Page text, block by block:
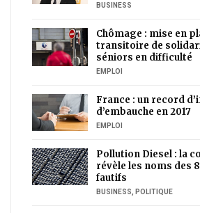
BUSINESS
Chômage : mise en
transitoire de
séniors en difficulté
EMPLOI
France : un record
d’embauche en 2017
EMPLOI
Pollution Diesel : la
révèle les noms des
fautifs
BUSINESS POLITIQUE